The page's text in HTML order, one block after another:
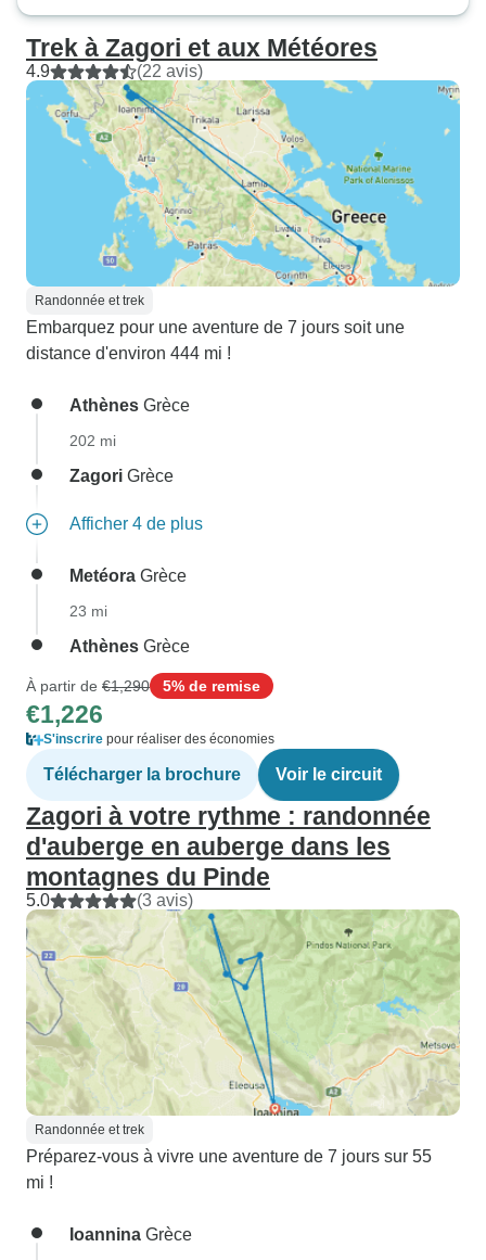
Trek à Zagori et aux Météores
4.9 (22 avis)
Randonnée et trek
Embarquez pour une aventure de 7 jours soit une
distance d'environ 444 mi !
Athènes Grèce
202 mi
Zagori Grèce
Afficher 4 de plus
Metéora Grèce
23 mi
Athènes Grèce
À partir de €1,290 5% de remise
€1,226
S'inscrire pour réaliser des économies
Télécharger la brochure Voir le circuit
Zagori à votre rythme : randonnée
d'auberge en auberge dans les
montagnes du Pinde
5.0 (3 avis)
Randonnée et trek
Préparez-vous à vivre une aventure de 7 jours sur 55
mi !
Ioannina Grèce